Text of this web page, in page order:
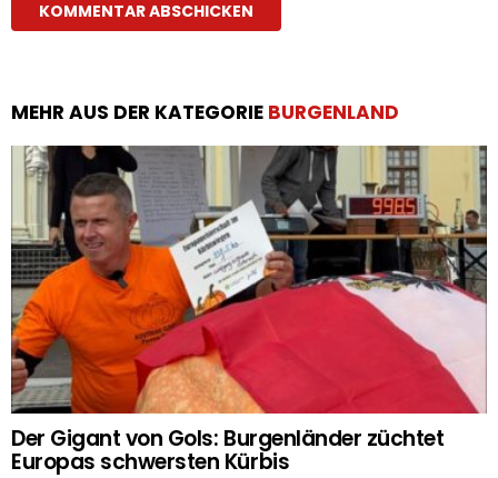
MEHR AUS DER KATEGORIE BURGENLAND
Der Gigant von Gols: Burgenländer züchtet
Europas schwersten Kürbis